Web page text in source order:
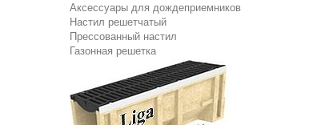
Аксессуары для дождеприемников
Настил решетчатый
Прессованный настил
Газонная решетка